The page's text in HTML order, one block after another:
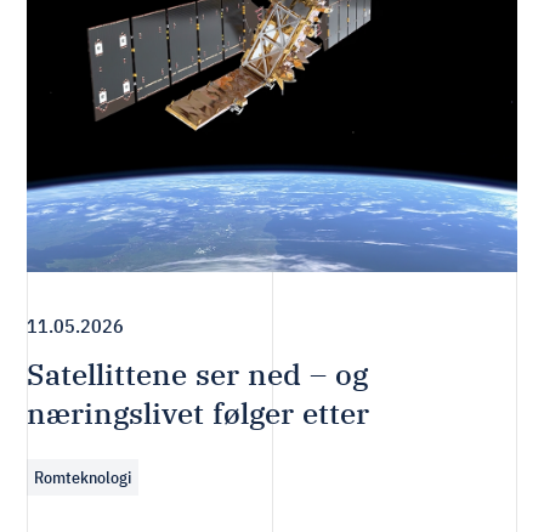
11.05.2026
Satellittene ser ned – og
næringslivet følger etter
Romteknologi